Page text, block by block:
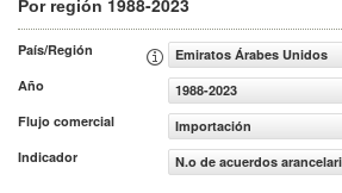
Por región 1988-2023
País/Región
Emiratos Árabes Unidos
Año
1988-2023
Flujo comercial
Importación
Indicador
N.o de acuerdos